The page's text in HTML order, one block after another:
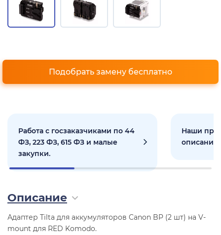
Подобрать замену бесплатно
Работа с госзаказчиками по 44
ФЗ, 223 ФЗ, 615 ФЗ и малые
закупки.
Наши
Описание
Адаптер Tilta для аккумуляторов Canon BP (2 шт) на V-
mount для RED Komodo.